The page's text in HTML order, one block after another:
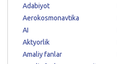
Adabiyot
Aerokosmonavtika
AI
Aktyorlik
Amaliy fanlar